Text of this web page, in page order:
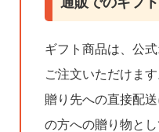
ギフト商品は、公
ご注文いただけま
贈り先への直接配
の方への贈り物と